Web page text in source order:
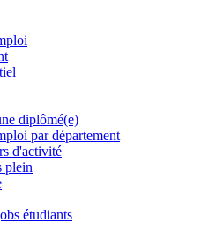
diplômé(e)
par département
d'activité
plein
étudiants